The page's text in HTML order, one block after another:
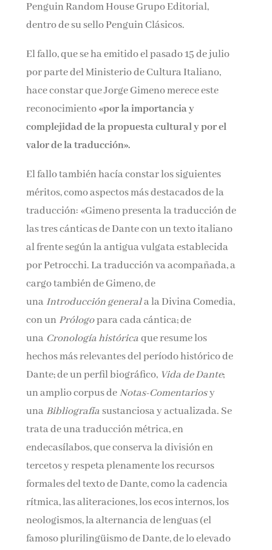
Penguin Random House Grupo Editorial,
dentro de su sello Penguin Clásicos.
El fallo, que se ha emitido el pasado 15 de julio
por parte del Ministerio de Cultura Italiano,
hace constar que Jorge Gimeno merece este
reconocimiento«por la importancia y
complejidad de la propuesta cultural y por el
valor de la traducción».
El fallo también hacía constar los siguientes
méritos, como aspectos más destacados de la
traducción: «Gimeno presenta la traducción de
las tres cánticas de Dante con un texto italiano
al frente según la antigua vulgata establecida
por Petrocchi. La traducción va acompañada, a
cargo también de Gimeno, de
una Introducción generala la Divina Comedia,
con un Prólogopara cada cántica; de
una Cronología históricaque resume los
hechos más relevantes del período histórico de
Dante; de un perfil biográfico, Vida de Dante;
un amplio corpus deNotas-Comentariosy
una Bibliografía sustanciosa y actualizada. Se
trata de una traducción métrica, en
endecasílabos, que conserva la división en
tercetos y respeta plenamente los recursos
formales del texto de Dante, como la cadencia
rítmica, las aliteraciones, los ecos internos, los
neologismos, la alternancia de lenguas (el
famoso plurilingüismo de Dante, de lo elevado